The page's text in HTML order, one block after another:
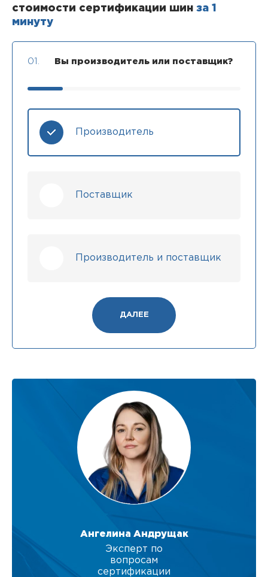
стоимости сертификации шин за 1
минуту
01. Вы производитель или поставщик?
Производитель
Поставщик
Производитель и поставщик
ДАЛЕЕ
Ангелина Андрущак
Эксперт по
вопросам
сертификации